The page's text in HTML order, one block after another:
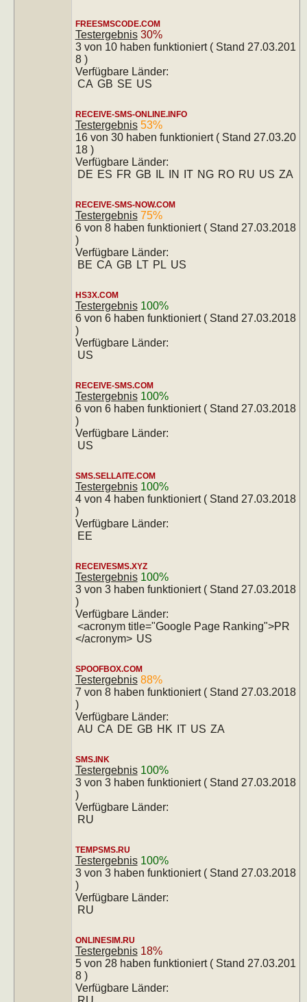
FREESMSCODE.COM
Testergebnis 30%
3 von 10 haben funktioniert ( Stand 27.03.201
8 )
Verfügbare Länder:
CA GB SE US
RECEIVE-SMS-ONLINE.INFO
Testergebnis 53%
16 von 30 haben funktioniert ( Stand 27.03.20
18 )
Verfügbare Länder:
DE ES FR GB IL IN IT NG RO RU US ZA
RECEIVE-SMS-NOW.COM
Testergebnis 75%
6 von 8 haben funktioniert ( Stand 27.03.2018
)
Verfügbare Länder:
BE CA GB LT PL US
HS3X.COM
Testergebnis 100%
6 von 6 haben funktioniert ( Stand 27.03.2018
)
Verfügbare Länder:
US
RECEIVE-SMS.COM
Testergebnis 100%
6 von 6 haben funktioniert ( Stand 27.03.2018
)
Verfügbare Länder:
US
SMS.SELLAITE.COM
Testergebnis 100%
4 von 4 haben funktioniert ( Stand 27.03.2018
)
Verfügbare Länder:
EE
RECEIVESMS.XYZ
Testergebnis 100%
3 von 3 haben funktioniert ( Stand 27.03.2018
)
Verfügbare Länder:
<acronym title="Google Page Ranking">PR
</acronym> US
SPOOFBOX.COM
Testergebnis 88%
7 von 8 haben funktioniert ( Stand 27.03.2018
)
Verfügbare Länder:
AU CA DE GB HK IT US ZA
SMS.INK
Testergebnis 100%
3 von 3 haben funktioniert ( Stand 27.03.2018
)
Verfügbare Länder:
RU
TEMPSMS.RU
Testergebnis 100%
3 von 3 haben funktioniert ( Stand 27.03.2018
)
Verfügbare Länder:
RU
ONLINESIM.RU
Testergebnis 18%
5 von 28 haben funktioniert ( Stand 27.03.201
8 )
Verfügbare Länder: